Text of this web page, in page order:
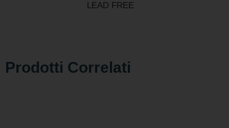
LEAD FREE
Prodotti Correlati